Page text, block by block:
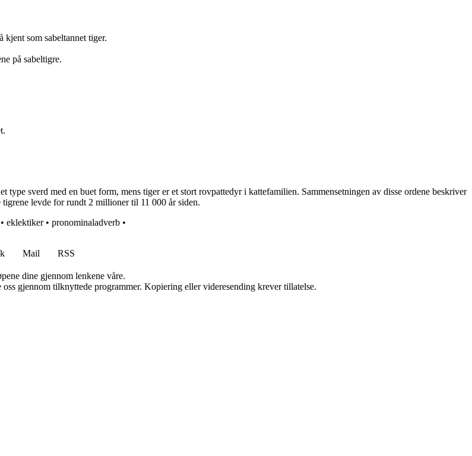
som sabeltannet tiger.
på sabeltigre.
sverd med en buet form, mens tiger er et stort rovpattedyr i kattefamilien. Sammensetningen av disse ordene beskriver
tigrene levde for rundt 2 millioner til 11 000 år siden.
• eklektiker• pronominaladverb •
Mail
RSS
dine gjennom lenkene våre.
gjennom tilknyttede programmer. Kopiering eller videresending krever tillatelse.